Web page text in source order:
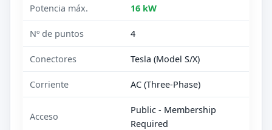
Potencia máx. 16 kW
Nº de puntos 4
Conectores Tesla (Model S/X)
Corriente AC (Three-Phase)
Acceso
Public - Membership
Required